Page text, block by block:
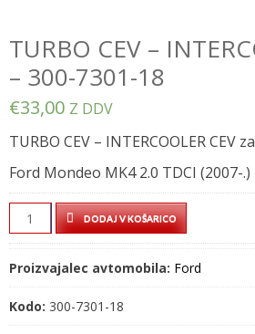
TURBO CEV –
– 300-7301-18
€33,00 Z DDV
TURBO CEV – INTERCOOLER CEV za
Ford Mondeo MK4 2.0 TDCI (2007-.)
TURBO
CEV
INTERCOOLER
CEV
–
DODAJ V KOŠARICO
Proizvajalec avtomobila: Ford
Kodo: 300-7301-18